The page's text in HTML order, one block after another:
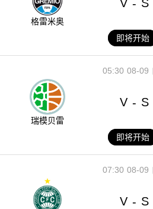
格雷米奥
V - S
即将开始
08-09
05:30
瑞模贝雷
V - S
即将开始
08-09
07:30
V - S